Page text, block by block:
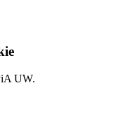
UW.